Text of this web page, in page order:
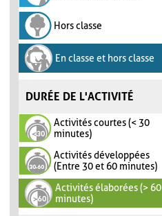
Hors classe
En classe et hors classe
DURÉE DE L'ACTIVITÉ
Activités courtes (< 30
minutes)
Activités développées
(Entre 30 et 60 minutes)
Activités élaborées (> 60
minutes)